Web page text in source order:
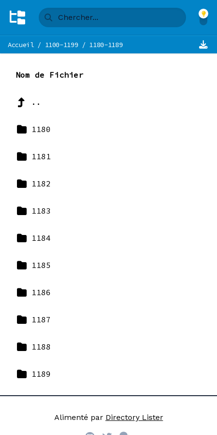
Accueil/ 1100-1199 / 1180-1189
Nom de Fichier
..
1180
1181
1182
1183
1184
1185
1186
1187
1188
1189
Alimenté par Directory Lister